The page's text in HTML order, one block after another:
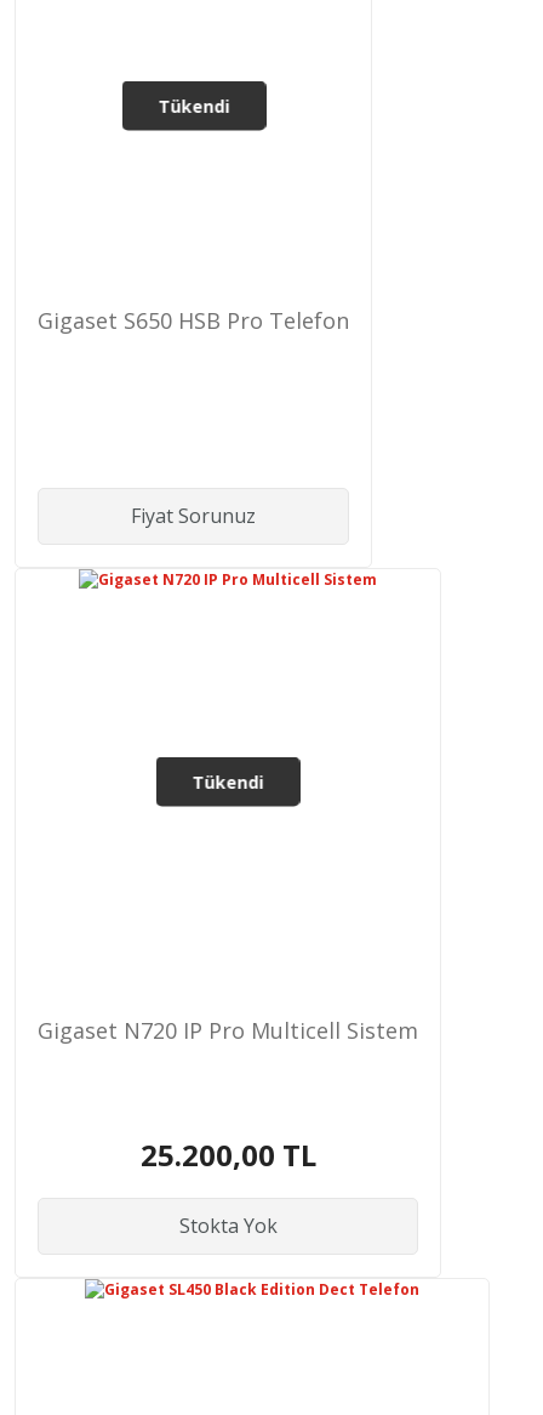
Tükendi
Gigaset S650 HSB Pro Telefon
Fiyat Sorunuz
Tükendi
Gigaset N720 IP Pro Multicell Sistem
25.200,00 TL
Stokta Yok